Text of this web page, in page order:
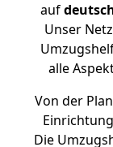
auf
Unser
alle
Von der
Die